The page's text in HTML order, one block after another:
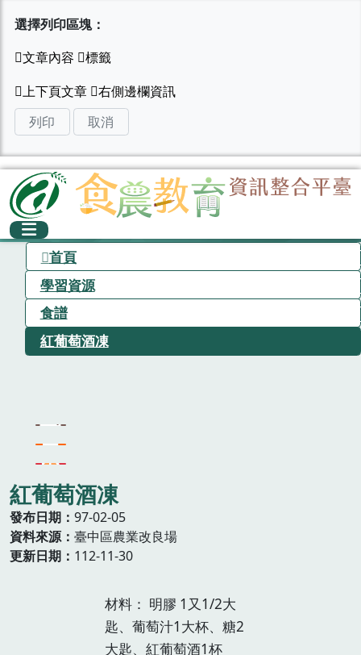
選擇列印區塊：
列印 取消
首頁
學習資源
食譜
紅葡萄酒凍
紅葡萄酒凍
發布日期
97-02-05
資料來源
臺中區農業改良場
更新日期
112-11-30
材料： 明膠 1又1/2大
匙、葡萄汁1大杯、糖2
大匙、紅葡萄酒1杯